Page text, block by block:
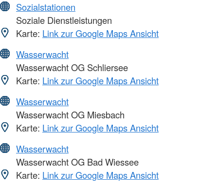
Sozialstationen
Soziale Dienstleistungen
Karte: Link zur Google Maps Ansicht
Wasserwacht
Wasserwacht OG Schliersee
Karte: Link zur Google Maps Ansicht
Wasserwacht
Wasserwacht OG Miesbach
Karte: Link zur Google Maps Ansicht
Wasserwacht
Wasserwacht OG Bad Wiessee
Karte: Link zur Google Maps Ansicht